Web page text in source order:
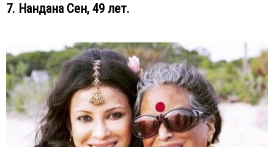
7. Нандана Сен, 49 лет.